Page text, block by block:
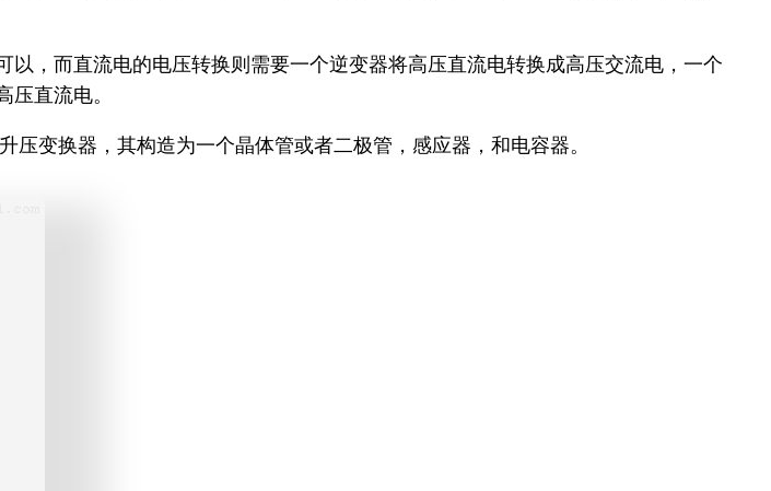
，而直流电的电压转换则需要一个逆变器将高压直流电转换成高压交流电，一个
直流电。
变换器，其构造为一个晶体管或者二极管，感应器，和电容器。